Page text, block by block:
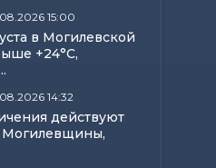
15:00
в Могилевской
+24°С,
14:32
действуют
Могилевщины,